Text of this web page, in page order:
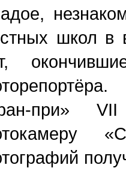
школ в
при»